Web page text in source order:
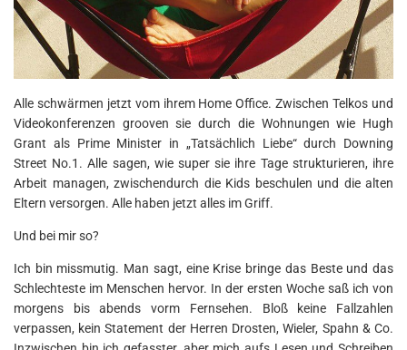
Alle schwärmen jetzt vom ihrem Home Office. Zwischen Telkos und
Videokonferenzen grooven sie durch die Wohnungen wie Hugh
Grant als Prime Minister in „Tatsächlich Liebe“ durch Downing
Street No.1. Alle sagen, wie super sie ihre Tage strukturieren, ihre
Arbeit managen, zwischendurch die Kids beschulen und die alten
Eltern versorgen. Alle haben jetzt alles im Griff.
Und bei mir so?
Ich bin missmutig. Man sagt, eine Krise bringe das Beste und das
Schlechteste im Menschen hervor. In der ersten Woche saß ich von
morgens bis abends vorm Fernsehen. Bloß keine Fallzahlen
verpassen, kein Statement der Herren Drosten, Wieler, Spahn & Co.